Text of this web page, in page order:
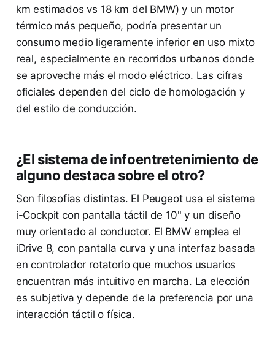
km estimados vs 18 km del BMW) y un motor
térmico más pequeño, podría presentar un
consumo medio ligeramente inferior en uso mixto
real, especialmente en recorridos urbanos donde
se aproveche más el modo eléctrico. Las cifras
oficiales dependen del ciclo de homologación y
del estilo de conducción.
¿El sistema de infoentretenimiento de
alguno destaca sobre el otro?
Son filosofías distintas. El Peugeot usa el sistema
i-Cockpit con pantalla táctil de 10" y un diseño
muy orientado al conductor. El BMW emplea el
iDrive 8, con pantalla curva y una interfaz basada
en controlador rotatorio que muchos usuarios
encuentran más intuitivo en marcha. La elección
es subjetiva y depende de la preferencia por una
interacción táctil o física.